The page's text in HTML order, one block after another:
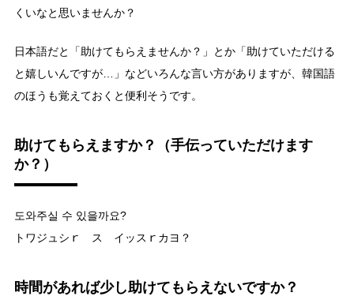
くいなと思いませんか？
日本語だと「助けてもらえませんか？」とか「助けていただける
と嬉しいんですが…」などいろんな言い方がありますが、韓国語
のほうも覚えておくと便利そうです。
助けてもらえますか？（手伝っていただけます
か？）
도와주실 수 있을까요?
トワジュシｒ ス イッスｒカヨ？
時間があれば少し助けてもらえないですか？